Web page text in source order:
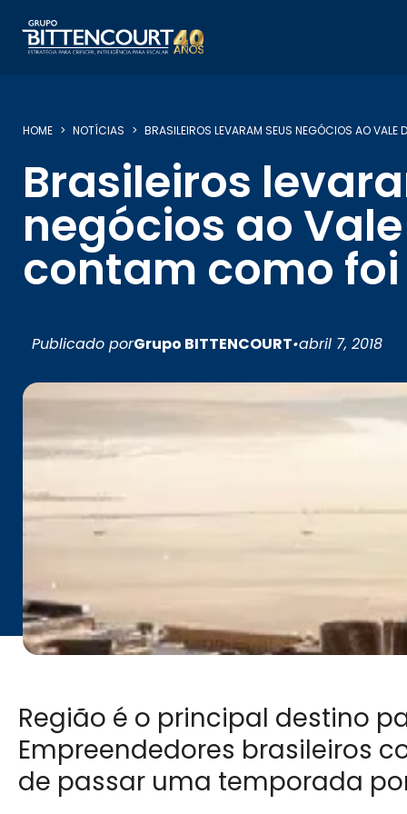
HOME NOTÍCIAS BRASILEIROS LEVARAM SEUS NEGÓCIOS AO
Brasileiros
negócios ao
contam como foi
Publicado porGrupo BITTENCOURT•abril 7, 2018
Região é o principal destino
Empreendedores brasileiros
de passar uma temporada